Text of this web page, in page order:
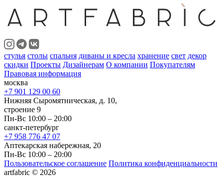
стулья столы спальня диваны и кресла хранение свет декор
скидки Проекты Дизайнерам О компании Покупателям
Правовая информация
москва
+7 901 129 00 60
Нижняя Сыромятническая, д. 10,
строение 9
Пн-Вс 10:00 – 20:00
санкт-петербург
+7 958 776 47 07
Аптекарская набережная, 20
Пн-Вс 10:00 – 20:00
Пользовательское соглашение Политика конфиденциальности
artfabric © 2026